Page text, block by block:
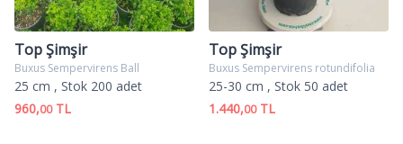
Top Şimşir
Buxus Sempervirens Ball
25 cm , Stok 200 adet
960,00TL
Top Şimşir
Buxus Sempervirens rotundifolia
25-30 cm , Stok 50 adet
1.440,00TL